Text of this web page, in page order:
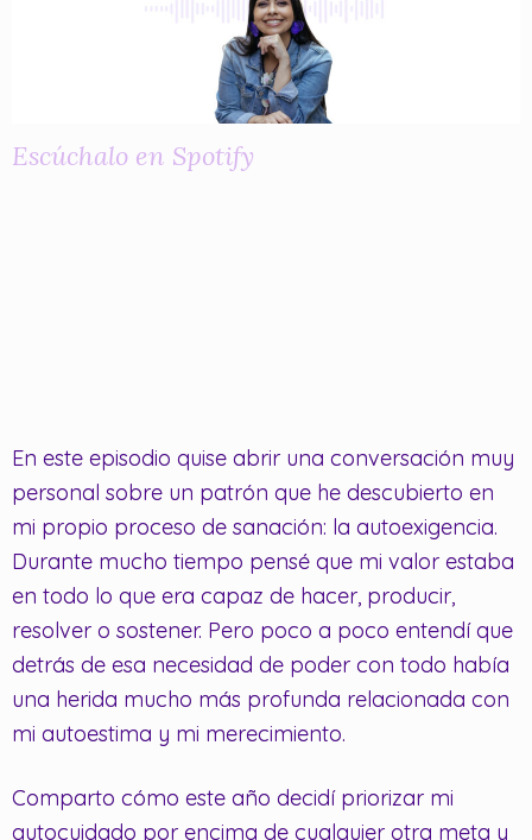
Escúchalo en Spotify
En este episodio quise abrir una conversación muy
personal sobre un patrón que he descubierto en
mi propio proceso de sanación: la autoexigencia.
Durante mucho tiempo pensé que mi valor estaba
en todo lo que era capaz de hacer, producir,
resolver o sostener. Pero poco a poco entendí que
detrás de esa necesidad de poder con todo había
una herida mucho más profunda relacionada con
mi autoestima y mi merecimiento.
Comparto cómo este año decidí priorizar mi
autocuidado por encima de cualquier otra meta y